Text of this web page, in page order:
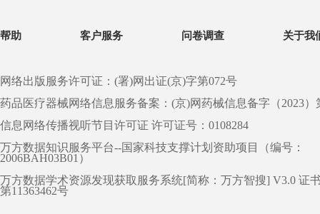
帮助 客户服务 问卷调查 关于我
网络出版服务许可证：(署)网出证(京)字第072号
药品医疗器械网络信息服务备案：(京)网药械信息备字（2023）
信息网络传播视听节目许可证 许可证号：0108284
万方数据知识服务平台--国家科技支撑计划资助项目（编号：
2006BAH03B01）
万方数据学术资源发现获取服务系统[简称：万方智搜] V3.0 证
第11363462号